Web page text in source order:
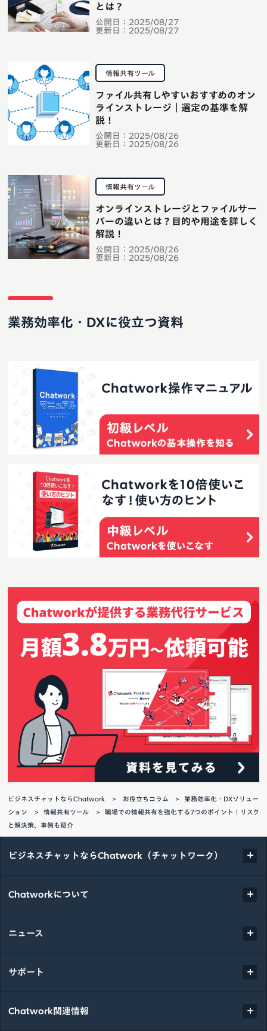
公開日： 2025/08/27
更新日： 2025/08/27
とは？
情報共有ツール
公開日： 2025/08/26
更新日： 2025/08/26
ファイル共有しやすいおすすめのオン
ラインストレージ｜選定の基準を解
説！
情報共有ツール
公開日： 2025/08/26
更新日： 2025/08/26
オンラインストレージとファイルサー
バーの違いとは？目的や用途を詳しく
解説！
業務効率化・DXに役立つ資料
ビジネスチャットならChatwork お役立ちコラム
業務効率化・DXソリュー
ション
情報共有ツール
職場での情報共有を強化する7つのポイント！リスク
と解決策、事例も紹介
ビジネスチャットならChatwork（チャットワーク）
Chatworkについて
ニュース
サポート
Chatwork関連情報